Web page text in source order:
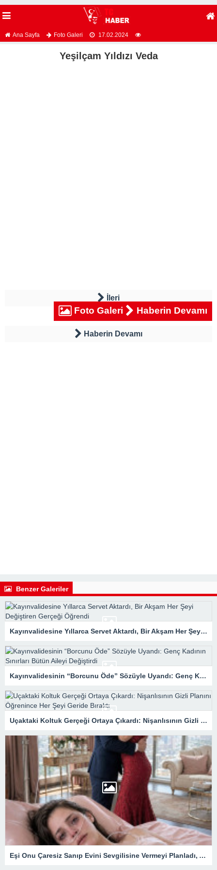
Ana Sayfa Foto Galeri 17.02.2024
Yeşilçam Yıldızı Veda
İleri
Foto Galeri Haberin Devamı
Haberin Devamı
Benzer Galeriler
Kayınvalidesine Yıllarca Servet Aktardı, Bir Akşam Her Şeyi Değiştiren Gerçeği Öğrendi
Kayınvalidesinin “Borcunu Öde” Sözüyle Uyandı: Genç Kadının Sınırları Bütün Aileyi Değiştirdi
Uçaktaki Koltuk Gerçeği Ortaya Çıkardı: Nişanlısının Gizli Planını Öğrenince Her Şeyi Geride Bıraktı
Eşi Onu Çaresiz Sanıp Evini Sevgilisine Vermeyi Planladı, Ama Yatakta Sessizce Hazırladığı Son Hamleden Habersizdi